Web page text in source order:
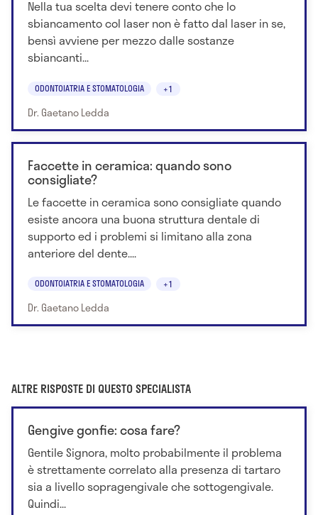
Nella tua scelta devi tenere conto che lo
sbiancamento col laser non è fatto dal laser in se,
bensì avviene per mezzo dalle sostanze
sbiancanti...
ODONTOIATRIA E STOMATOLOGIA +1
Dr. Gaetano Ledda
Faccette in ceramica: quando sono
consigliate?
Le faccette in ceramica sono consigliate quando
esiste ancora una buona struttura dentale di
supporto ed i problemi si limitano alla zona
anteriore del dente....
ODONTOIATRIA E STOMATOLOGIA +1
Dr. Gaetano Ledda
ALTRE RISPOSTE DI QUESTO SPECIALISTA
Gengive gonfie: cosa fare?
Gentile Signora, molto probabilmente il problema
è strettamente correlato alla presenza di tartaro
sia a livello sopragengivale che sottogengivale.
Quindi...